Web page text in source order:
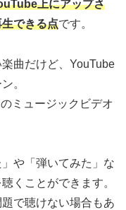
上にアップさ
できる点です。
曲だけど、YouTube
。
ミュージックビデオ
や「弾いてみた」な
くことができます。
で聴けない場合もあ